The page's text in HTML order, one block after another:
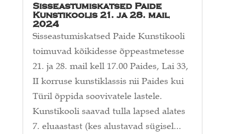
Sisseastumiskatsed Paide
Kunstikoolis 21. ja 28. mail
2024
Sisseastumiskatsed Paide Kunstikooli
toimuvad kõikidesse õppeastmetesse
21. ja 28. mail kell 17.00 Paides, Lai 33,
II korruse kunstiklassis nii Paides kui
Türil õppida soovivatele lastele.
Kunstikooli saavad tulla lapsed alates
7. eluaastast (kes alustavad sügisel...